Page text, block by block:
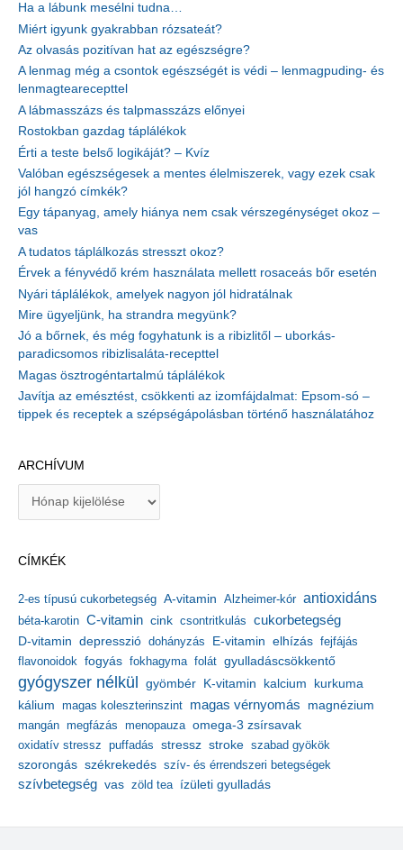
Ha a lábunk mesélni tudna…
Miért igyunk gyakrabban rózsateát?
Az olvasás pozitívan hat az egészségre?
A lenmag még a csontok egészségét is védi – lenmagpuding- és
lenmagtearecepttel
A lábmasszázs és talpmasszázs előnyei
Rostokban gazdag táplálékok
Érti a teste belső logikáját? – Kvíz
Valóban egészségesek a mentes élelmiszerek, vagy ezek csak
jól hangzó címkék?
Egy tápanyag, amely hiánya nem csak vérszegénységet okoz –
vas
A tudatos táplálkozás stresszt okoz?
Érvek a fényvédő krém használata mellett rosaceás bőr esetén
Nyári táplálékok, amelyek nagyon jól hidratálnak
Mire ügyeljünk, ha strandra megyünk?
Jó a bőrnek, és még fogyhatunk is a ribizlitől – uborkás-
paradicsomos ribizlisaláta-recepttel
Magas ösztrogéntartalmú táplálékok
Javítja az emésztést, csökkenti az izomfájdalmat: Epsom-só –
tippek és receptek a szépségápolásban történő használatához
ARCHÍVUM
í
u
m
CÍMKÉK
2-es típusú cukorbetegség A-vitamin Alzheimer-kór antioxidáns
béta-karotin C-vitamin cink csontritkulás cukorbetegség
D-vitamin depresszió dohányzás E-vitamin elhízás fejfájás
flavonoidok fogyás fokhagyma folát gyulladáscsökkentő
gyógyszer nélkül gyömbér K-vitamin kalcium kurkuma
kálium magas koleszterinszint magas vérnyomás magnézium
mangán megfázás menopauza omega-3 zsírsavak
oxidatív stressz puffadás stressz stroke szabad gyökök
szorongás székrekedés szív- és érrendszeri betegségek
szívbetegség vas zöld tea ízületi gyulladás